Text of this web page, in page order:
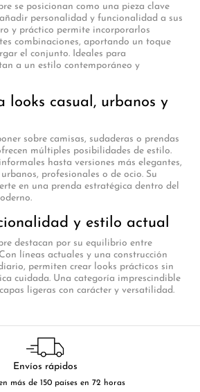
se posicionan como una pieza clave
personalidad y funcionalidad a sus
y práctico permite incorporarlos
combinaciones, aportando un toque
el conjunto. Ideales para
a un estilo contemporáneo y
looks casual, urbanos y
sobre camisas, sudaderas o prendas
múltiples posibilidades de estilo.
hasta versiones más elegantes,
profesionales o de ocio. Su
en una prenda estratégica dentro del
y estilo actual
destacan por su equilibrio entre
líneas actuales y una construcción
permiten crear looks prácticos sin
cuidada. Una categoría imprescindible
ligeras con carácter y versatilidad.
Envíos rápidos
más de 150 países en 72 horas